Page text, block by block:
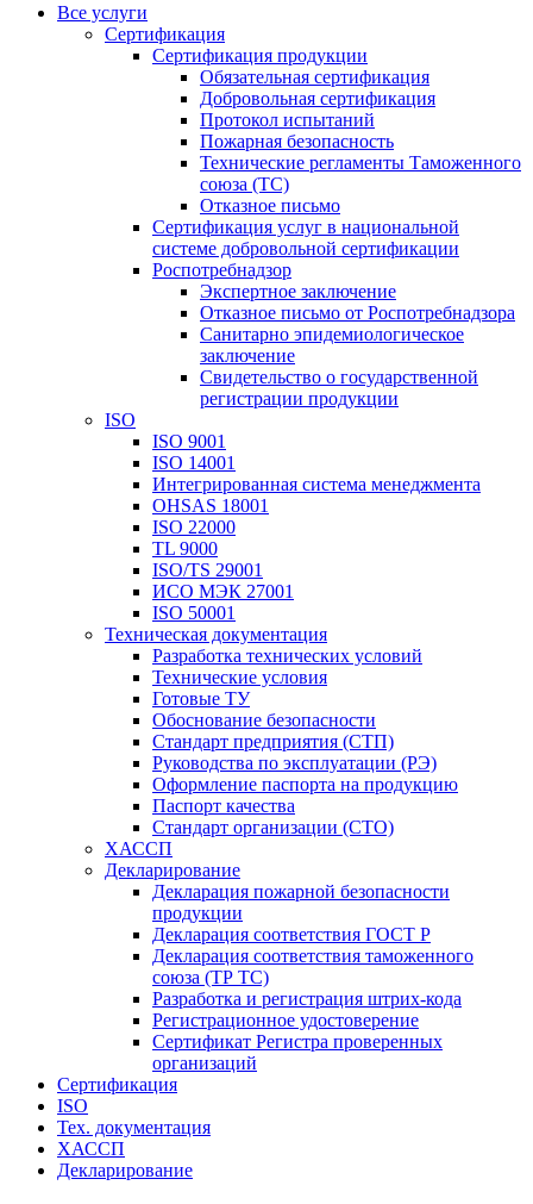
Все услуги
Сертификация
Сертификация продукции
Обязательная сертификация
Добровольная сертификация
Протокол испытаний
Пожарная безопасность
Технические регламенты Таможенного
союза (ТС)
Отказное письмо
Сертификация услуг в национальной
системе добровольной сертификации
Роспотребнадзор
Экспертное заключение
Отказное письмо от Роспотребнадзора
Санитарно эпидемиологическое
заключение
Свидетельство о государственной
регистрации продукции
ISO
ISO 9001
ISO 14001
Интегрированная система менеджмента
OHSAS 18001
ISO 22000
TL 9000
ISO/TS 29001
ИСО МЭК 27001
ISO 50001
Техническая документация
Разработка технических условий
Технические условия
Готовые ТУ
Обоснование безопасности
Стандарт предприятия (СТП)
Руководства по эксплуатации (РЭ)
Оформление паспорта на продукцию
Паспорт качества
Стандарт организации (СТО)
ХАССП
Декларирование
Декларация пожарной безопасности
продукции
Декларация соответствия ГОСТ Р
Декларация соответствия таможенного
союза (ТР ТС)
Разработка и регистрация штрих-кода
Регистрационное удостоверение
Сертификат Регистра проверенных
организаций
Сертификация
ISO
Тех. документация
ХАССП
Декларирование